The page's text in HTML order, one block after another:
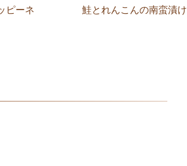
ピーネ 鮭とれんこんの南蛮漬け